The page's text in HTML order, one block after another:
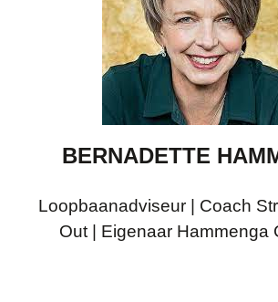
BERNADETTE
Loopbaanadviseur | Coach
Out | Eigenaar Hammenga